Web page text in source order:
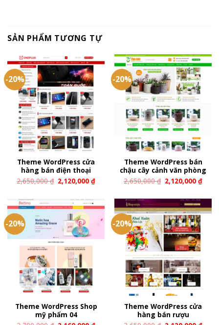
SẢN PHẨM TƯƠNG TỰ
-20%
Theme WordPress cửa
hàng bán điện thoại
2,650,000₫ 2,120,000₫
-20%
Theme WordPress bán
chậu cây cảnh văn phòng
2,650,000₫ 2,120,000₫
-20%
Theme WordPress Shop
mỹ phẩm 04
-20%
Theme WordPress cửa
hàng bán rượu